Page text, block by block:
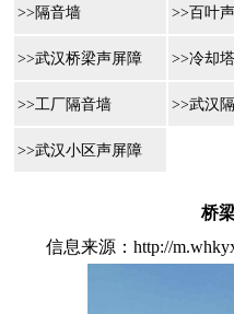
>>隔音墙 >>百叶
>>武汉桥梁声屏障 >>冷却
>>工厂隔音墙 >>武汉
>>武汉小区声屏障
桥
信息来源：http://